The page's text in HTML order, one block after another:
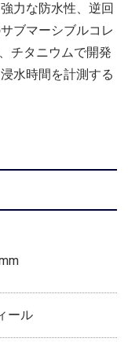
力な防水性、逆回
ブマーシブルコレ
チタニウムで開発
水時間を計測する
ール